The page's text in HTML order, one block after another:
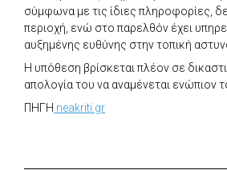
σύμφωνα με τις ίδιες πληροφορίες,
περιοχή, ενώ στο παρελθόν έχει
αυξημένης ευθύνης στην τοπική
Η υπόθεση βρίσκεται πλέον σε
απολογία του να αναμένεται ενώπιον
ΠΗΓΗ neakriti.gr